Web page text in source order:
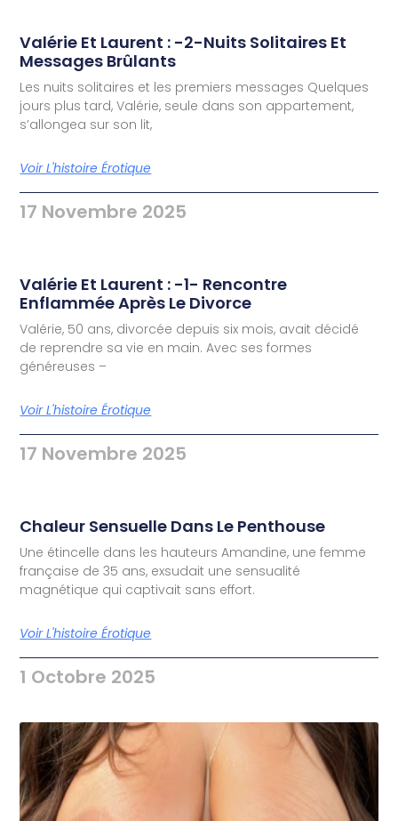
Valérie Et Laurent : -2-Nuits Solitaires Et
Messages Brûlants
Les nuits solitaires et les premiers messages Quelques
jours plus tard, Valérie, seule dans son appartement,
s’allongea sur son lit,
Voir L'histoire Érotique
17 Novembre 2025
Valérie Et Laurent : -1- Rencontre
Enflammée Après Le Divorce
Valérie, 50 ans, divorcée depuis six mois, avait décidé
de reprendre sa vie en main. Avec ses formes
généreuses –
Voir L'histoire Érotique
17 Novembre 2025
Chaleur Sensuelle Dans Le Penthouse
Une étincelle dans les hauteurs Amandine, une femme
française de 35 ans, exsudait une sensualité
magnétique qui captivait sans effort.
Voir L'histoire Érotique
1 Octobre 2025